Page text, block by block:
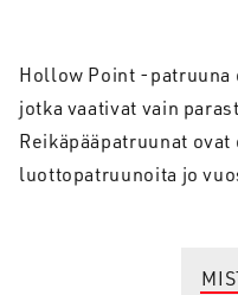
Hollow Point -
jotka vaativat vain
Reikäpääpatruunat
luottopatruunoita jo